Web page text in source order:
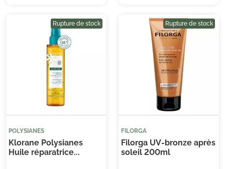
Rupture de stock
POLYSIANES
Klorane Polysianes
Huile réparatrice...
Rupture de stock
FILORGA
Filorga UV-bronze après
soleil 200ml